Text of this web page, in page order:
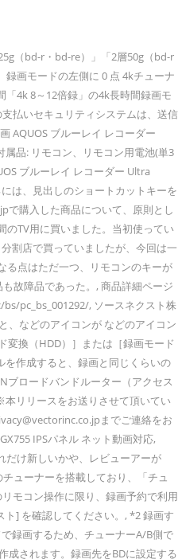
の対応機種、アプリについてはSHARPホームページのサポートページをご確認下さい。・録画番組も放送中の番組も、他の部屋のテレビに転送できるホームネットワーク/Wi-Fi転送。・BDドライブの密閉度を高め、内部へのチリ、ホコリの侵入を抑制した「ホコリシールドBDドライブ」を採用したことで耐久性が向上、長寿命を実現しました。・今まで使っていたレコーダーの録りためた番組も、LANケーブル接続で新しいレコーダーに手軽にお引越しできるので、買い替えも安心です。 ※買換えお引越しダビングのダビング元対応機種についてはSHARPホームページのサポートページをご確認ください。・HDMI端子2系統, 録画番組の再生や録画リスト・番組表のキーワード検索などの操作が、AQUOSリモコンやスマートスピーカーに声をかけるだけで行えます。また、スマートフォンのアプリでも音声で操作ができます。, ※1：Google Home をはじめとした Google アシスタント 搭載のデバイスが使用可能です。また、スマホアプリ「AQUOSスマートスピーカーコネクト」、インターネット接続、ホームネットワーク設定などが必要です。, ※3：スマートフォンでの音声操作について･･･スマホアプリ「Google アシスタント」が必要です。詳しくはメーカーサポートページでご確認ください。, 「最初から再生」「30分送って」など、最盛時にジャンプ操作が可能。見たいシーンにすばやく飛ばせます。また、視聴中の番組や、電源を入れたり音量の調節などをすることができます。, ※電源「入」の操作ができるのは、レコーダーがクイック起動待機状態の時です。また、接続したテレビによっては音量調整ができない場合があります。, 4K解像度（3,840×2,160画素）で番組表を表示。4Kテレビに適した文字フォントにより細かな文字もクッキリ。ジャンルや文字の表示をお好みで設定できます。, 番組表で、「スポーツ」や「音楽」、「バラエティ」など、ジャンルを指定すれば、そのジャンルの番組だけ強調して表示。探している番組が、より見つけやすくなります。もちろん、指定したジャンル以外の番組も、予約できます。, 【指定できるジャンル】 ●ニュース/報道 ●スポーツ ●情報/ワイドショー ●ドラマ ●音楽 ●バラエティ ●映画 ●アニメ/特撮 ●ドキュメンタリー/教養 ●劇場/公演 ●趣味/教育 ●福祉, リモコンの「録画リスト」ボタンを押せば、録画した18番組を子画面付きで一覧表示。タイトル名などに、4Kテレビに適した高精細な文字フォントを採用し、さらに見やすくなりました。, シャープ 1TB 3番組同時録画 ブルーレイ レコーダー 連続ドラマ自動録画対応 無線LAN内蔵 AQUOS 2B-C10BT1, シャープ 2TB 3番組同時録画 AQUOS ブルーレイ レコーダー Ultra HD/4K再生対応 連続ドラマ自動録画 声でラクラク操作対応 無線LAN内蔵 2B-C20BT3, シャープ 1TB 3チューナー ブルーレイレコーダー 4Kチューナー内蔵 4K放送W録画対応 4Kアップコンバード対応 UltraHD再生対応 4B-C10BT3, シャープ AQUOS ブルーレイレコーダー 1TB 3チューナー Ultra HDブルーレイ対応 4K対応 BD-UT1200, シャープ SHARP 1TB 3番組同時録画 AQUOSブルーレイレコーダー 4Kマスターエンジン BD-Premium搭載 2B-C10CT4, シャープ 1TB 3番組同時録画 AQUOSブルーレイレコーダー 連続ドラマ自動録画 声でラクラク予約 2B-C10CT1, シャープ 1TB 2チューナー ブルーレイレコーダー 連続ドラマ自動録画 無線LAN内蔵 AQUOS 2B-C